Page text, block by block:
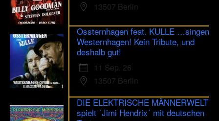
13507 Berlin
Ossternhagen feat. KULLE …singen
Westernhagen! Kein Tribute, und
deshalb gut!
11 Sep. 26
13507 Berlin
DIE ELEKTRISCHE MÄNNERWELT
spielt ´Jimi Hendrix´ mit deutschen